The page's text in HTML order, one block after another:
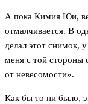
А пока Кимия Юи,
отмалчивается. В
делал этот снимок,
меня с той стороны
от невесомости».
Как бы то ни было,